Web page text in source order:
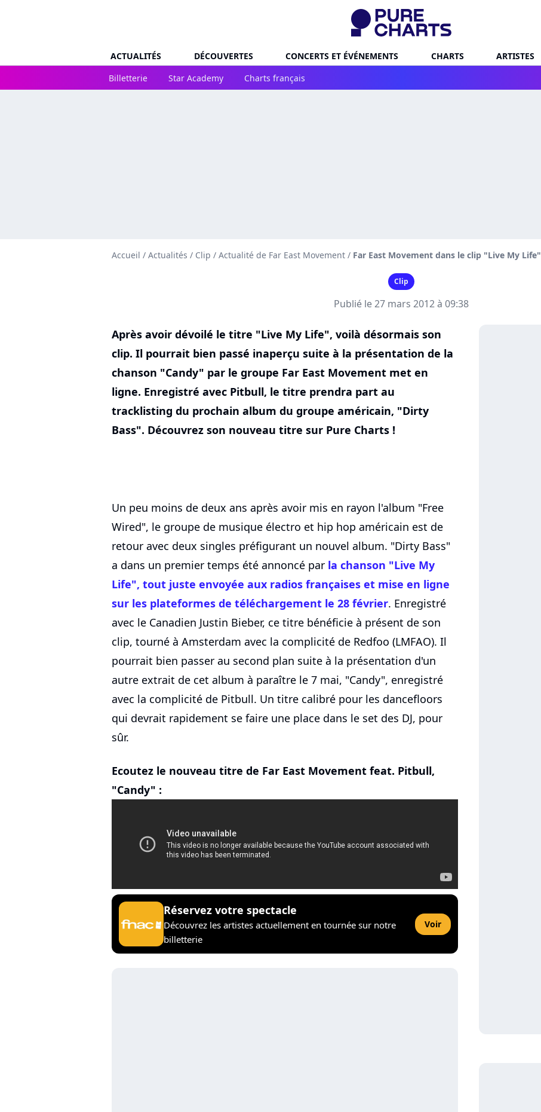
ACTUALITÉS DÉCOUVERTES CONCERTS ET ÉVÉNEMENTS CHARTS ARTISTES
Billetterie
Star Academy Charts français
Accueil / Actualités / Clip / Actualité de Far East Movement / Far East Movement dans le clip "Live My Life"
Clip
Publié le 27 mars 2012 à 09:38
Après avoir dévoilé le titre "Live My Life", voilà désormais son
clip. Il pourrait bien passé inaperçu suite à la présentation de la
chanson "Candy" par le groupe Far East Movement met en
ligne. Enregistré avec Pitbull, le titre prendra part au
tracklisting du prochain album du groupe américain, "Dirty
Bass". Découvrez son nouveau titre sur Pure Charts !
Un peu moins de deux ans après avoir mis en rayon l'album "Free
Wired", le groupe de musique électro et hip hop américain est de
retour avec deux singles préfigurant un nouvel album. "Dirty Bass"
a dans un premier temps été annoncé par la chanson "Live My
Life", tout juste envoyée aux radios françaises et mise en ligne
sur les plateformes de téléchargement le 28 février. Enregistré
avec le Canadien Justin Bieber, ce titre bénéficie à présent de son
clip, tourné à Amsterdam avec la complicité de Redfoo (LMFAO). Il
pourrait bien passer au second plan suite à la présentation d'un
autre extrait de cet album à paraître le 7 mai, "Candy", enregistré
avec la complicité de Pitbull. Un titre calibré pour les dancefloors
qui devrait rapidement se faire une place dans le set des DJ, pour
sûr.
Ecoutez le nouveau titre de Far East Movement feat. Pitbull,
"Candy" :
Réservez votre spectacle
Découvrez les artistes actuellement en tournée sur notre
billetterie
Voir